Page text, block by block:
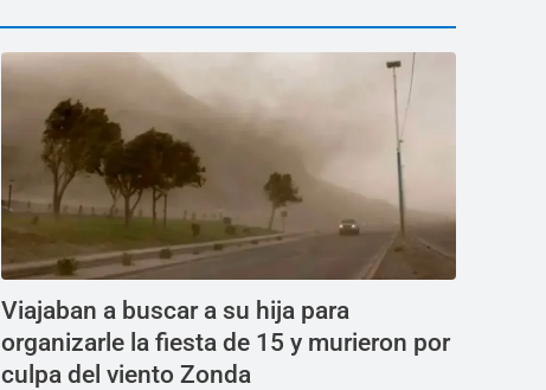
Viajaban a buscar a su hija para
organizarle la fiesta de 15 y murieron por
culpa del viento Zonda